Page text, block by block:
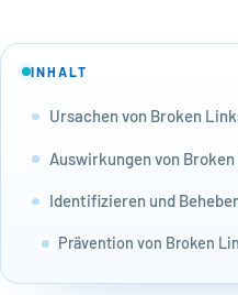
INHALT
Ursachen von Broken
Auswirkungen von
Identifizieren und
Prävention von Broken